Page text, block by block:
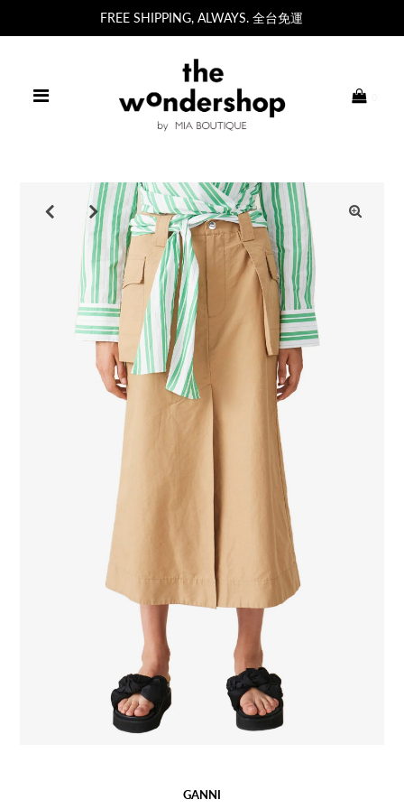
FREE SHIPPING, ALWAYS. 全台免運
GANNI